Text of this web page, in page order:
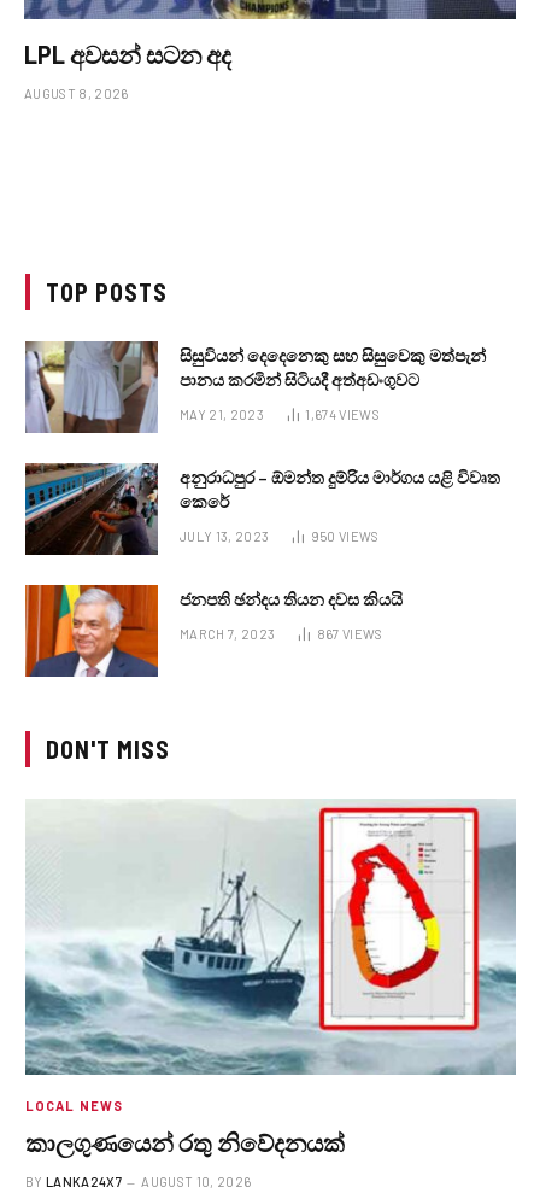
LPL අවසන් සටන අද
AUGUST 8, 2026
TOP POSTS
සිසුවියන් දෙදෙනෙකු සහ සිසුවෙකු මත්පැන්
පානය කරමින් සිටියදී අත්අඩංගුවට
MAY 21, 2023 1,674VIEWS
අනුරාධපුර – ඕමන්ත දුම්රිය මාර්ගය යළි විවෘත
කෙරේ
JULY 13, 2023 950 VIEWS
ජනපති ඡන්දය තියන දවස කියයි
MARCH 7, 2023 867 VIEWS
DON'T MISS
LOCAL NEWS
කාලගුණයෙන් ‍රතු නිවේදනයක්
BY LANKA24X7 AUGUST 10, 2026